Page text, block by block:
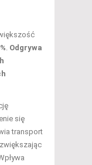
. Odgrywa
się
transport